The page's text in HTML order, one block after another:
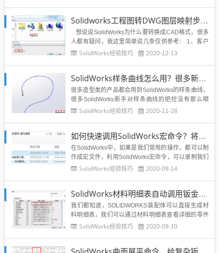
下是怎么操作的。改造前：改造后：具体我们的操作
技巧：1、首先...
Solidworks工程图转DWG图层映射步骤视频教程，轻松实现sw和cad之间的交互
想说说SolidWorks为什么要转换成CAD格式，很多
人都有疑问，我这里简单说几条仅供参考： 1、客户
交流需要，我们的客户可能没有安装SolidWorks软
SolidWorks经验技巧 2020-12-13
SolidWorks样条曲线怎么用？很多新手还不知道的样条曲线使用技巧
很多造型类的产品都会用到SolidWorks的样条曲线，
很多SolidWorks新手对样条曲线的把控没有那么顺
手，其实SolidWorks样条曲线也有很多可以控制和标
lidWorks样条曲线：显示...
SolidWorks经验技巧 2020-11-28
如何快速调用SolidWorks宏命令？将宏显示在工具栏图标即可
在SolidWorks中，如果是我们常用的操作，都可以制
作成宏文件，利用SolidWorks宏命令，可以录制我们
常用的操作，并且通过加载宏命令就可以一键操作完
键调用的技巧。这里需要我们先下...
SolidWorks经验技巧 2020-09-14
SolidWorks材料明细表自动调用钣金展开尺寸，轻松导出BOM表
我们都知道，SOLIDWORKS装配体可以直接生成材
料明细表，我们可以通过材料明细表查看详细的零件
属性。例如零件名称、数量和材质等等。对于只包含
SolidWorks经验技巧 2020-09-10